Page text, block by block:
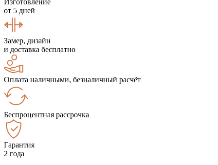
от 5 дней
Замер, дизайн
и доставка бесплатно
Оплата наличными, безналичный расчёт
Беспроцентная рассрочка
Гарантия
2 года